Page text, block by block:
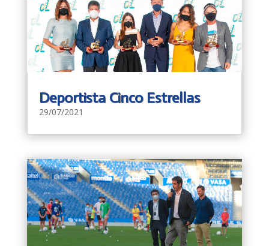
Deportista Cinco Estrellas
29/07/2021